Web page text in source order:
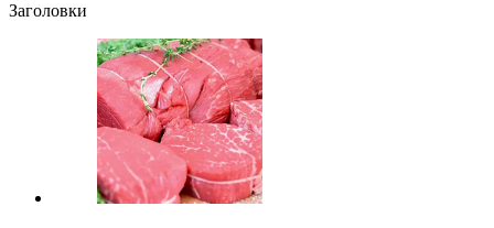
Заголовки